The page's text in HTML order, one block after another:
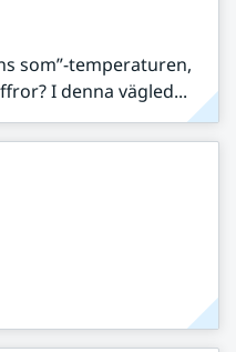
som”-temperaturen,
I denna vägled...